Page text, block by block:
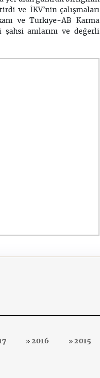
ve İKV’nin çalışmaları
ve Türkiye-AB Karma
anılarını ve değerli
2016 2015